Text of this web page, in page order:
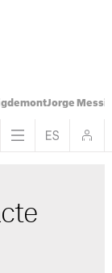
Jorge Messi